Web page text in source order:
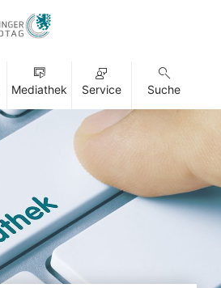
Mediathek Service Suche